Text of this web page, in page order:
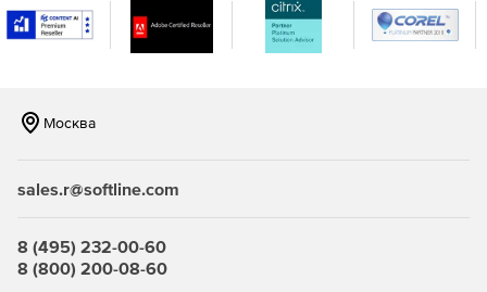
«полка»).
уровня, компрессии, атаки и восстановления.
Версии Classic Pack:
Москва
sales.r@softline.com
8 (495) 232-00-60
8 (800) 200-08-60